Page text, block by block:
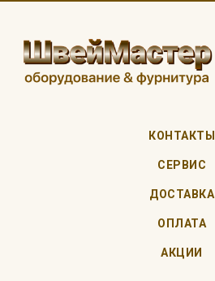
КОНТАКТЫ
СЕРВИС
ДОСТАВКА
ОПЛАТА
АКЦИИ